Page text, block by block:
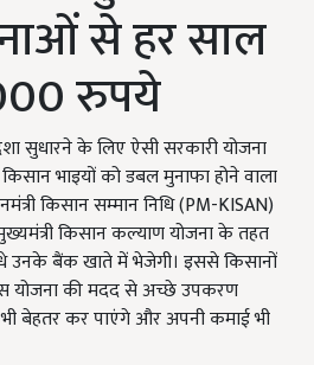
से हर साल
रुपये
सुधारने के लिए ऐसी सरकारी योजना
भाइयों को डबल मुनाफा होने वाला
किसान सम्मान निधि (PM-KISAN)
किसान कल्याण योजना के तहत
उनके बैंक खाते में भेजेगी। इससे किसानों
योजना की मदद से अच्छे उपकरण
बेहतर कर पाएंगे और अपनी कमाई भी